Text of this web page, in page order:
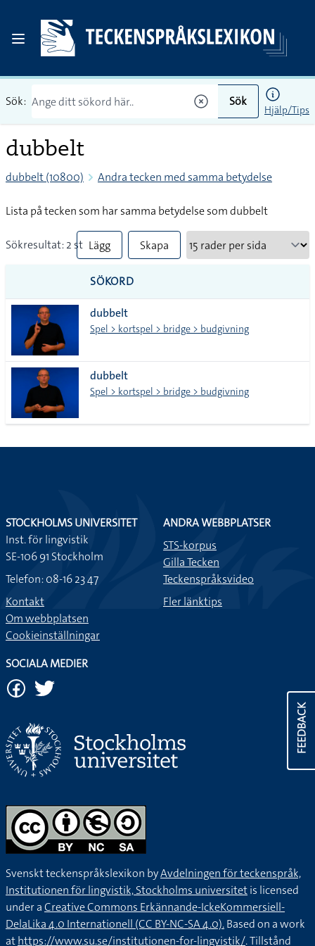
Sök: Sök
Hjälp/Tips
dubbelt
dubbelt (10800) Andra tecken med samma betydelse
Lista på tecken som har samma betydelse som dubbelt
Sökresultat: 2 st Lägg
till
alla i
lista
Skapa
SÖKORD
dubbelt
Spel > kortspel > bridge > budgivning
dubbelt
Spel > kortspel > bridge > budgivning
FEEDBACK
STOCKHOLMS UNIVERSITET
Inst. för lingvistik
SE-106 91 Stockholm
Telefon: 08-16 23 47
Kontakt
Om webbplatsen
Cookieinställningar
ANDRA WEBBPLATSER
STS-korpus
Gilla Tecken
Teckenspråksvideo
Fler länktips
SOCIALA MEDIER
Svenskt teckenspråkslexikon byAvdelningen för teckenspråk,
Institutionen för lingvistik, Stockholms universitetis licensed
under aCreative Commons Erkännande-IckeKommersiell-
DelaLika 4.0 Internationell (CC BY-NC-SA 4.0).Based on a work
athttps://www.su.se/institutionen-for-lingvistik/. Tillstånd